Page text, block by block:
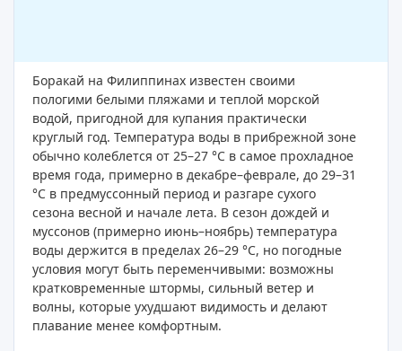
Боракай на Филиппинах известен своими
пологими белыми пляжами и теплой морской
водой, пригодной для купания практически
круглый год. Температура воды в прибрежной зоне
обычно колеблется от 25–27 °C в самое прохладное
время года, примерно в декабре–феврале, до 29–31
°C в предмуссонный период и разгаре сухого
сезона весной и начале лета. В сезон дождей и
муссонов (примерно июнь–ноябрь) температура
воды держится в пределах 26–29 °C, но погодные
условия могут быть переменчивыми: возможны
кратковременные штормы, сильный ветер и
волны, которые ухудшают видимость и делают
плавание менее комфортным.